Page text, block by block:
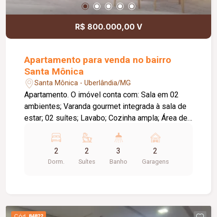
R$ 800.000,00 V
Apartamento para venda no bairro
Santa Mônica
Santa Mônica - Uberlândia/MG
Apartamento. O imóvel conta com: Sala em 02
ambientes; Varanda gourmet integrada à sala de
estar; 02 suítes; Lavabo; Cozinha ampla; Área de
Diferenciais: Upgrades inclusos na venda;
Tomadas preparadas para instalação de ar-
condicionado em todos os cômodos; Varanda
squash; Quadra poliesportiva; Salão de festas;
2
Dorm.
2
Suítes
3
Banho
2
Garagens